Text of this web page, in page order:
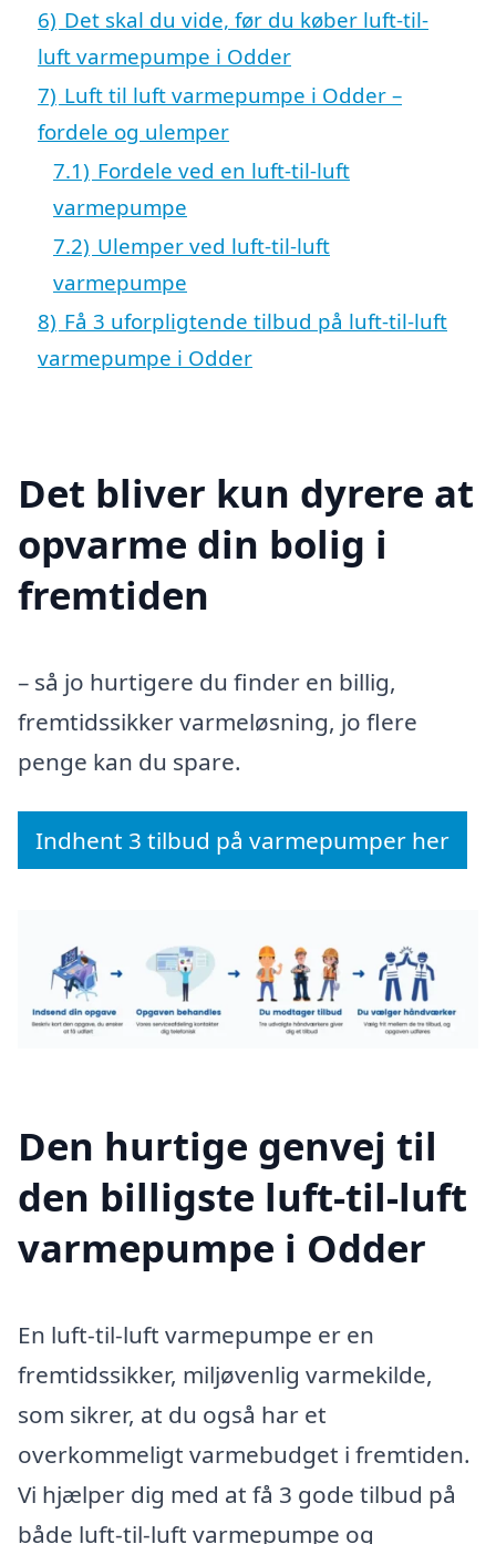
6) Det skal du vide, før du køber luft-til-
luft varmepumpe i Odder
7) Luft til luft varmepumpe i Odder –
fordele og ulemper
7.1) Fordele ved en luft-til-luft
varmepumpe
7.2) Ulemper ved luft-til-luft
varmepumpe
8) Få 3 uforpligtende tilbud på luft-til-luft
varmepumpe i Odder
Det bliver kun dyrere at
opvarme din bolig i
fremtiden
– så jo hurtigere du finder en billig,
fremtidssikker varmeløsning, jo flere
penge kan du spare.
Indhent 3 tilbud på varmepumper her
Den hurtige genvej til
den billigste luft-til-luft
varmepumpe i Odder
En luft-til-luft varmepumpe er en
fremtidssikker, miljøvenlig varmekilde,
som sikrer, at du også har et
overkommeligt varmebudget i fremtiden.
Vi hjælper dig med at få 3 gode tilbud på
både luft-til-luft varmepumpe og